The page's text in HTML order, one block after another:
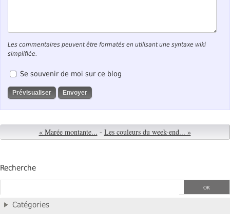
Les commentaires peuvent être formatés en utilisant une syntaxe wiki
simplifiée.
Se souvenir de moi sur ce blog
« Marée montante... - Les couleurs du week-end... »
Recherche
Catégories